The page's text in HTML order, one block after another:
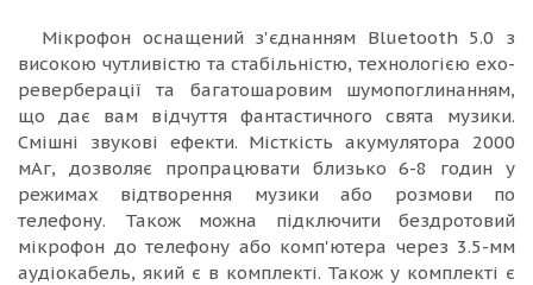
Мікрофон оснащений з'єднанням Bluetooth 5.0 з
високою чутливістю та стабільністю, технологією ехо-
реверберації та багатошаровим шумопоглинанням,
що дає вам відчуття фантастичного свята музики.
Смішні звукові ефекти. Місткість акумулятора 2000
мАг, дозволяє пропрацювати близько 6-8 годин у
режимах відтворення музики або розмови по
телефону. Також можна підключити бездротовий
мікрофон до телефону або комп'ютера через 3.5-мм
аудіокабель, який є в комплекті. Також у комплекті є